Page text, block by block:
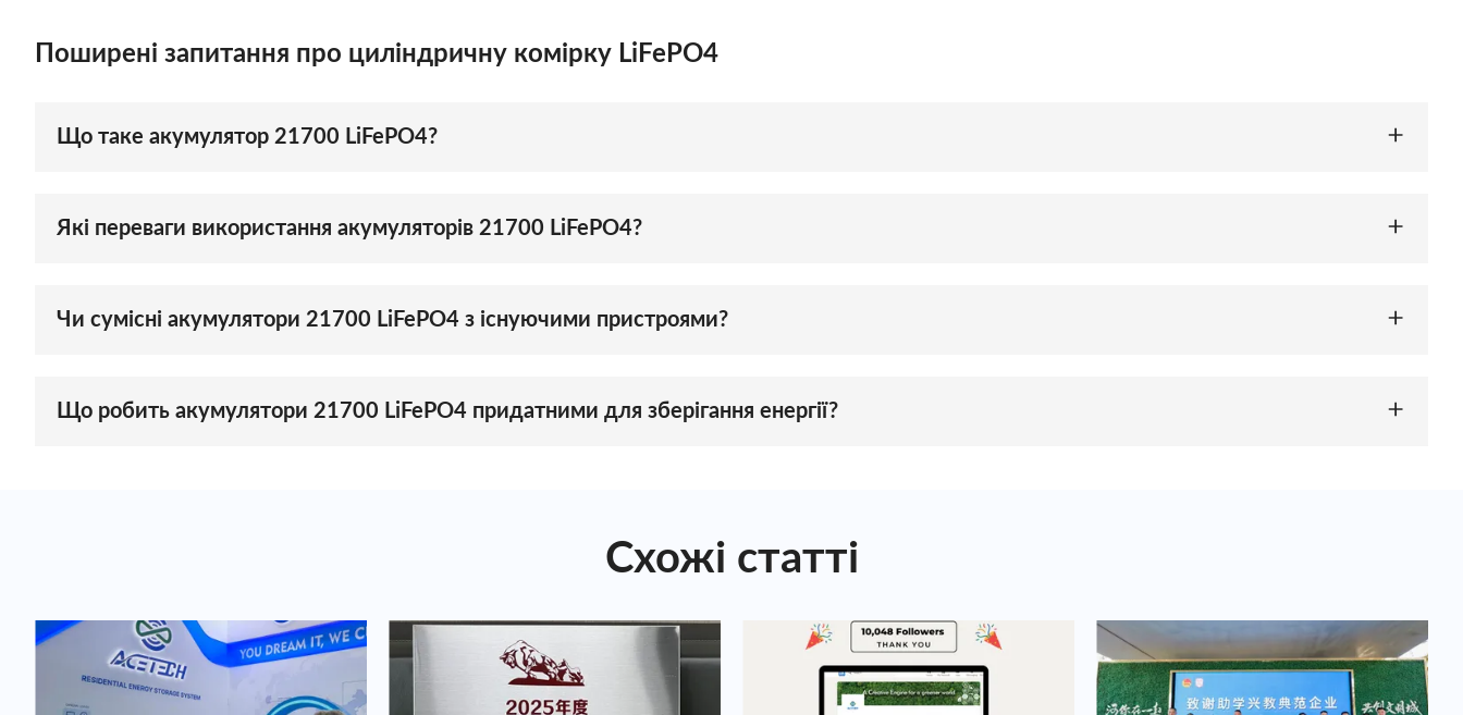
Поширені запитання про циліндричну комірку LiFePO4
Що таке акумулятор 21700 LiFePO4?
Які переваги використання акумуляторів 21700 LiFePO4?
Чи сумісні акумулятори 21700 LiFePO4 з існуючими пристроями?
Що робить акумулятори 21700 LiFePO4 придатними для зберігання енергії?
Схожі статті